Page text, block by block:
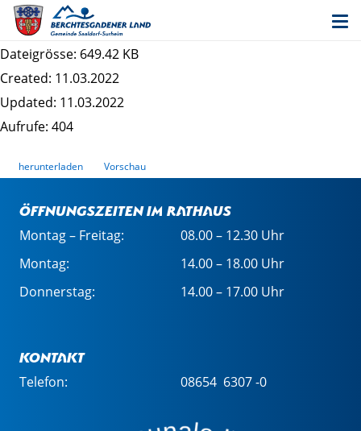
Entwurf 1. Änderung des Bebauungsplans
"Saaldorf III" - Begründung
Dateigrösse: 649.42 KB
Created: 11.03.2022
Updated: 11.03.2022
Aufrufe: 404
herunterladen Vorschau
Öffnungszeiten im Rathaus
Montag – Freitag:
08.00 – 12.30 Uhr
Montag:
14.00 – 18.00 Uhr
Donnerstag:
14.00 – 17.00 Uhr
Kontakt
Telefon: 08654 6307 -0